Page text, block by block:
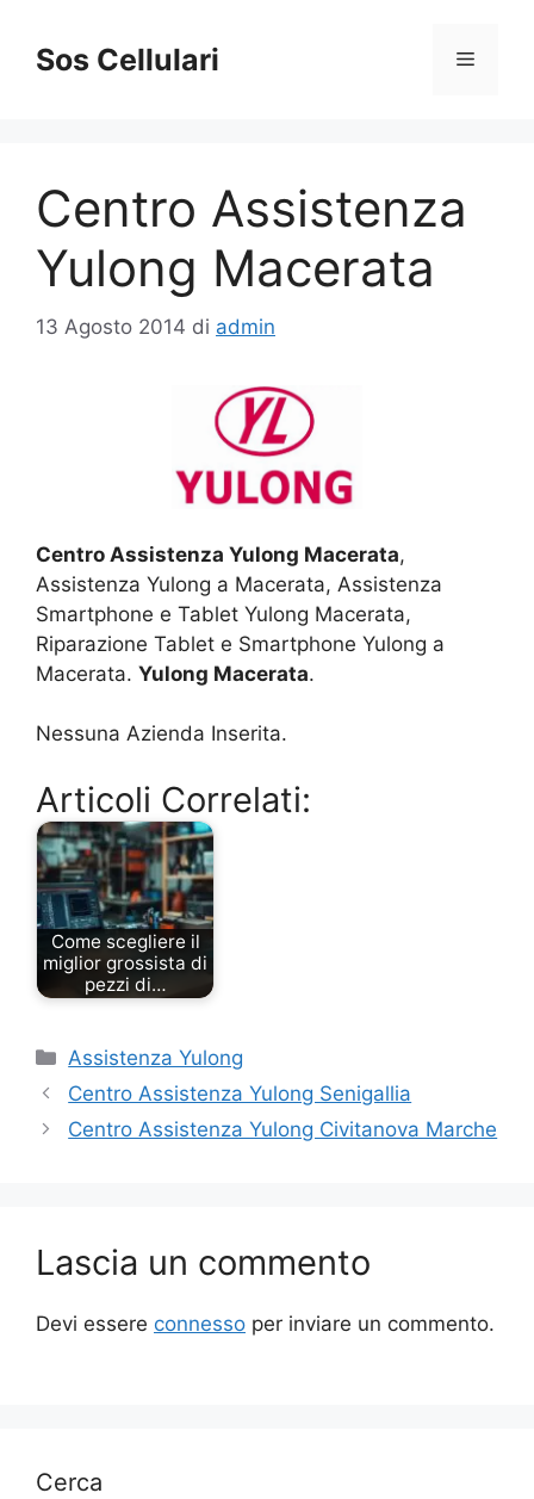
contenuto
Sos Cellulari Menu
Centro Assistenza
Yulong Macerata
13 Agosto 2014 di admin
Centro Assistenza Yulong Macerata,
Assistenza Yulong a Macerata, Assistenza
Smartphone e Tablet Yulong Macerata,
Riparazione Tablet e Smartphone Yulong a
Macerata. Yulong Macerata.
Nessuna Azienda Inserita.
Articoli Correlati:
Come scegliere il
miglior grossista di
pezzi di…
Categorie
Assistenza Yulong
Centro Assistenza Yulong Senigallia
Centro Assistenza Yulong Civitanova Marche
Lascia un commento
Devi essere connesso per inviare un commento.
Cerca